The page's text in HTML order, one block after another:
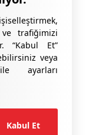
trafiğimizi
“Kabul Et”
veya
ayarları
Kabul Et
Bilgilendirme
.